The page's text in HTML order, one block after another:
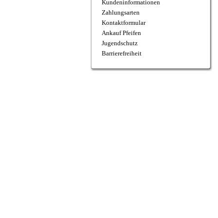
Kundeninformationen
Zahlungsarten
Kontaktformular
Ankauf Pfeifen
Jugendschutz
Barrierefreiheit